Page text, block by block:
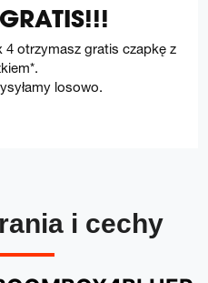
otrzymasz gratis czapkę z
losowo.
i cechy